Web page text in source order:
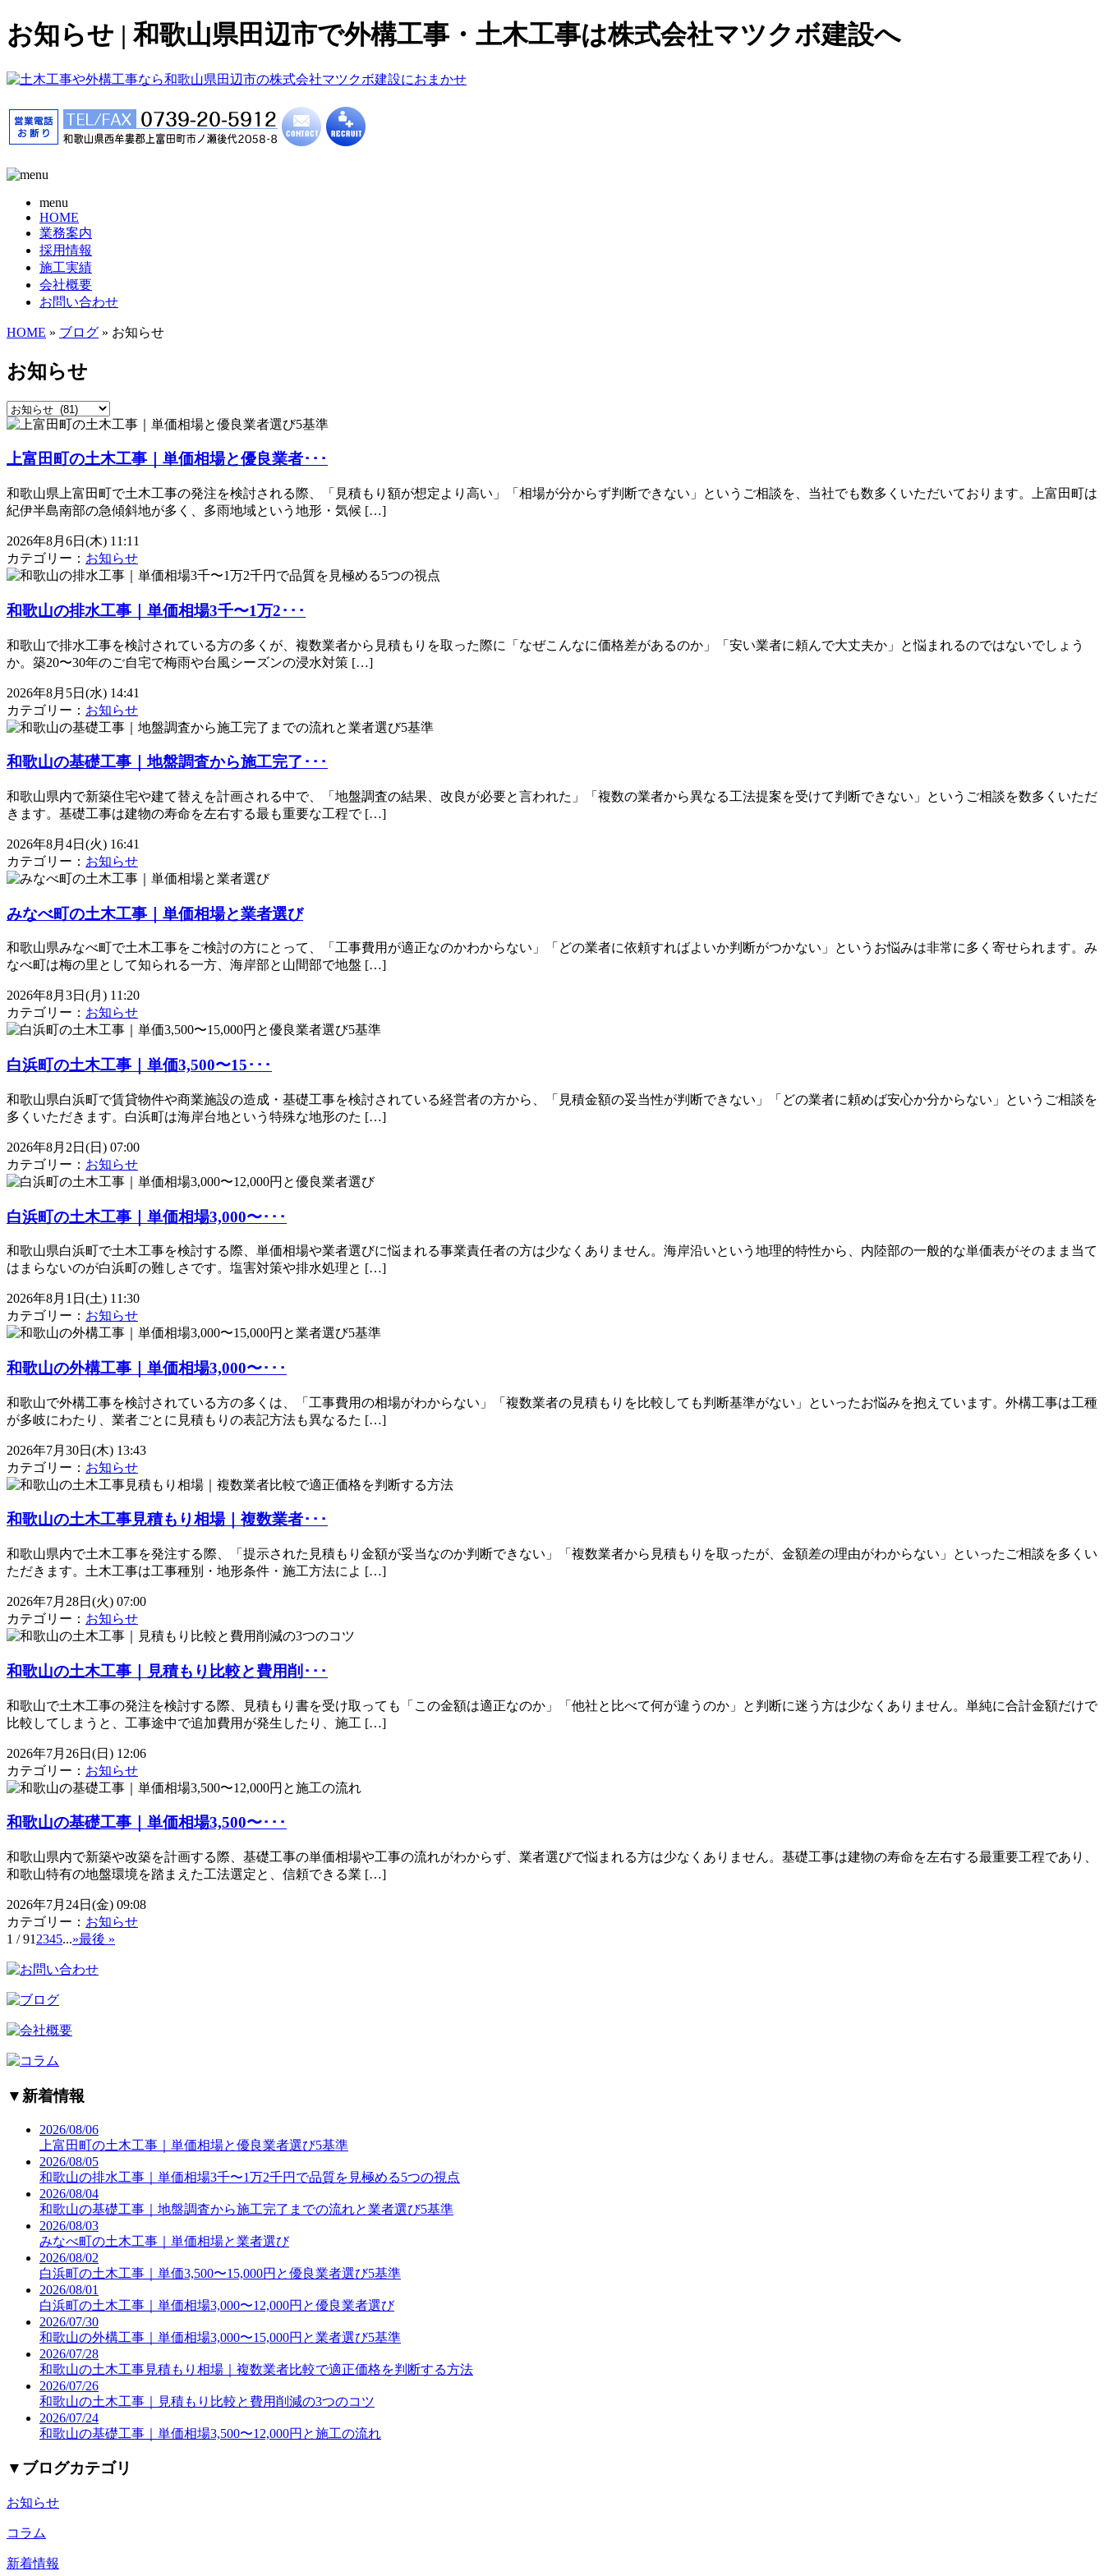
お知らせ | 和歌山県田辺市で外構工事・土木工事は株式会社マツクボ建設へ
menu
HOME
業務案内
採用情報
施工実績
会社概要
お問い合わせ
HOME » ブログ » お知らせ
お知らせ
上富田町の土木工事｜単価相場と優良業者･･･
和歌山県上富田町で土木工事の発注を検討される際、「見積もり額が想定より高い」「相場が分からず判断できない」というご相談を、当社でも数多くいただいております。上富田町は
紀伊半島南部の急傾斜地が多く、多雨地域という地形・気候 […]
2026年8月6日(木) 11:11
カテゴリー： お知らせ
和歌山の排水工事｜単価相場3千〜1万2･･･
和歌山で排水工事を検討されている方の多くが、複数業者から見積もりを取った際に「なぜこんなに価格差があるのか」「安い業者に頼んで大丈夫か」と悩まれるのではないでしょう
か。築20〜30年のご自宅で梅雨や台風シーズンの浸水対策 […]
2026年8月5日(水) 14:41
カテゴリー： お知らせ
和歌山の基礎工事｜地盤調査から施工完了･･･
和歌山県内で新築住宅や建て替えを計画される中で、「地盤調査の結果、改良が必要と言われた」「複数の業者から異なる工法提案を受けて判断できない」というご相談を数多くいただ
きます。基礎工事は建物の寿命を左右する最も重要な工程で […]
2026年8月4日(火) 16:41
カテゴリー： お知らせ
みなべ町の土木工事｜単価相場と業者選び
和歌山県みなべ町で土木工事をご検討の方にとって、「工事費用が適正なのかわからない」「どの業者に依頼すればよいか判断がつかない」というお悩みは非常に多く寄せられます。み
なべ町は梅の里として知られる一方、海岸部と山間部で地盤 […]
2026年8月3日(月) 11:20
カテゴリー： お知らせ
白浜町の土木工事｜単価3,500〜15･･･
和歌山県白浜町で賃貸物件や商業施設の造成・基礎工事を検討されている経営者の方から、「見積金額の妥当性が判断できない」「どの業者に頼めば安心か分からない」というご相談を
多くいただきます。白浜町は海岸台地という特殊な地形のた […]
2026年8月2日(日) 07:00
カテゴリー： お知らせ
白浜町の土木工事｜単価相場3,000〜･･･
和歌山県白浜町で土木工事を検討する際、単価相場や業者選びに悩まれる事業責任者の方は少なくありません。海岸沿いという地理的特性から、内陸部の一般的な単価表がそのまま当て
はまらないのが白浜町の難しさです。塩害対策や排水処理と […]
2026年8月1日(土) 11:30
カテゴリー： お知らせ
和歌山の外構工事｜単価相場3,000〜･･･
和歌山で外構工事を検討されている方の多くは、「工事費用の相場がわからない」「複数業者の見積もりを比較しても判断基準がない」といったお悩みを抱えています。外構工事は工種
が多岐にわたり、業者ごとに見積もりの表記方法も異なるた […]
2026年7月30日(木) 13:43
カテゴリー： お知らせ
和歌山の土木工事見積もり相場｜複数業者･･･
和歌山県内で土木工事を発注する際、「提示された見積もり金額が妥当なのか判断できない」「複数業者から見積もりを取ったが、金額差の理由がわからない」といったご相談を多くい
ただきます。土木工事は工事種別・地形条件・施工方法によ […]
2026年7月28日(火) 07:00
カテゴリー： お知らせ
和歌山の土木工事｜見積もり比較と費用削･･･
和歌山で土木工事の発注を検討する際、見積もり書を受け取っても「この金額は適正なのか」「他社と比べて何が違うのか」と判断に迷う方は少なくありません。単純に合計金額だけで
比較してしまうと、工事途中で追加費用が発生したり、施工 […]
2026年7月26日(日) 12:06
カテゴリー： お知らせ
和歌山の基礎工事｜単価相場3,500〜･･･
和歌山県内で新築や改築を計画する際、基礎工事の単価相場や工事の流れがわからず、業者選びで悩まれる方は少なくありません。基礎工事は建物の寿命を左右する最重要工程であり、
和歌山特有の地盤環境を踏まえた工法選定と、信頼できる業 […]
2026年7月24日(金) 09:08
カテゴリー： お知らせ
1 / 91 2345...»最後 »
▼ 新着情報
2026/08/06
上富田町の土木工事｜単価相場と優良業者選び5基準
2026/08/05
和歌山の排水工事｜単価相場3千〜1万2千円で品質を見極める5つの視点
2026/08/04
和歌山の基礎工事｜地盤調査から施工完了までの流れと業者選び5基準
2026/08/03
みなべ町の土木工事｜単価相場と業者選び
2026/08/02
白浜町の土木工事｜単価3,500〜15,000円と優良業者選び5基準
2026/08/01
白浜町の土木工事｜単価相場3,000〜12,000円と優良業者選び
2026/07/30
和歌山の外構工事｜単価相場3,000〜15,000円と業者選び5基準
2026/07/28
和歌山の土木工事見積もり相場｜複数業者比較で適正価格を判断する方法
2026/07/26
和歌山の土木工事｜見積もり比較と費用削減の3つのコツ
2026/07/24
和歌山の基礎工事｜単価相場3,500〜12,000円と施工の流れ
▼ ブログカテゴリ
お知らせ
コラム
新着情報